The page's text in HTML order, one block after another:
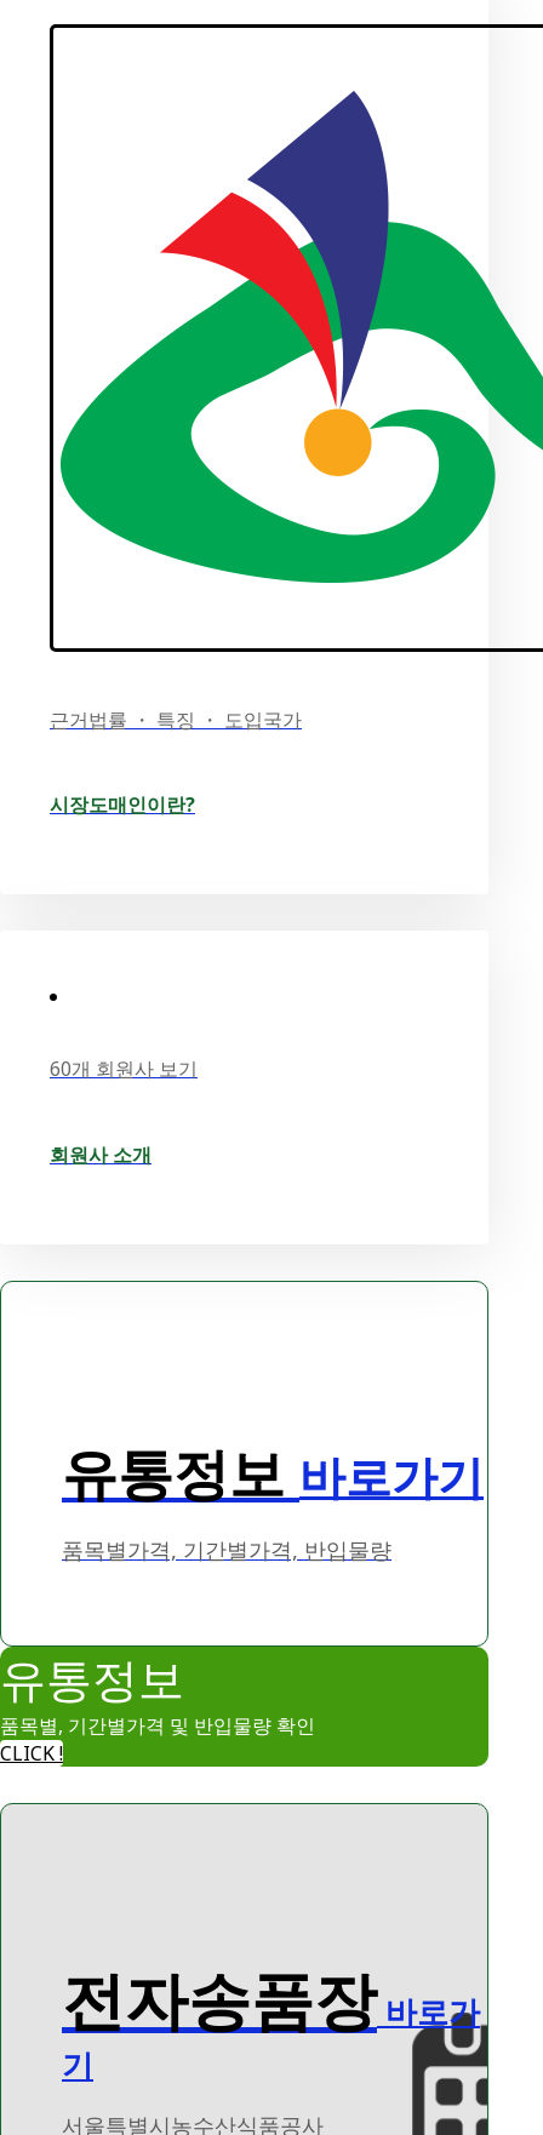
근거법률 ・ 특징 ・ 도입국가
시장도매인이란?
60개 회원사 보기
회원사 소개
유통정보 바로가기
품목별가격, 기간별가격, 반입물량
유통정보
품목별, 기간별가격 및 반입물량 확인
CLICK !
전자송품장 바로가
기
서울특별시농수산식품공사